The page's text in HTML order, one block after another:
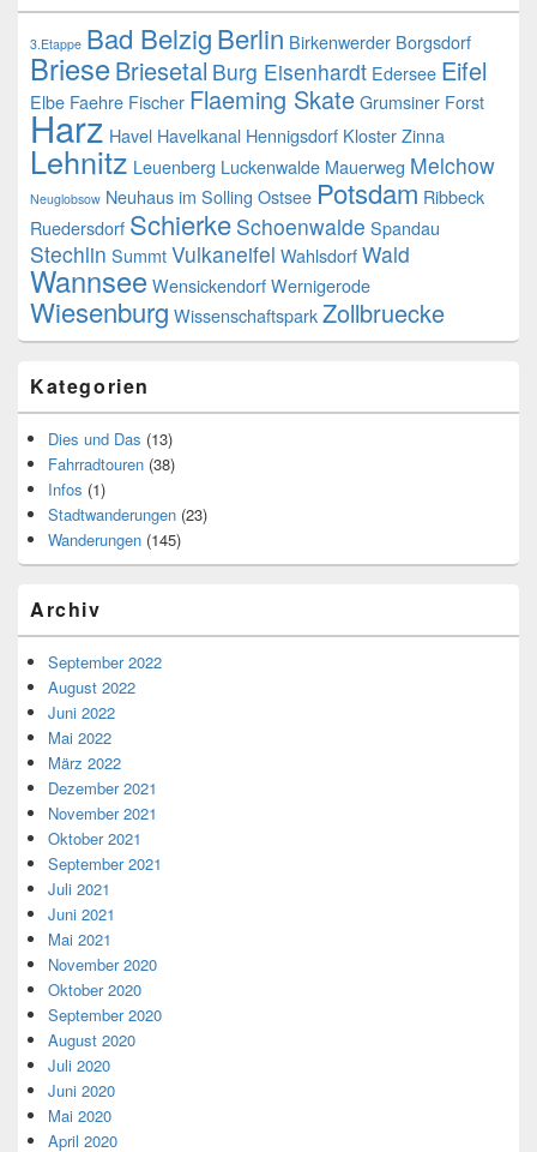
3.Etappe Bad BelzigBerlin Birkenwerder Borgsdorf
BrieseBriesetal Burg Eisenhardt Edersee Eifel
Elbe Faehre Fischer Flaeming SkateGrumsiner Forst
Harz Havel Havelkanal Hennigsdorf Kloster Zinna
Lehnitz Leuenberg Luckenwalde Mauerweg Melchow
Neuglobsow Neuhaus im Solling Ostsee Potsdam Ribbeck
Ruedersdorf Schierke Schoenwalde Spandau
Stechlin SummtVulkaneifel WahlsdorfWald
WannseeWensickendorfWernigerode
Wiesenburg WissenschaftsparkZollbruecke
Kategorien
Dies und Das (13)
Fahrradtouren (38)
Infos (1)
Stadtwanderungen (23)
Wanderungen (145)
Archiv
September 2022
August 2022
Juni 2022
Mai 2022
März 2022
Dezember 2021
November 2021
Oktober 2021
September 2021
Juli 2021
Juni 2021
Mai 2021
November 2020
Oktober 2020
September 2020
August 2020
Juli 2020
Juni 2020
Mai 2020
April 2020